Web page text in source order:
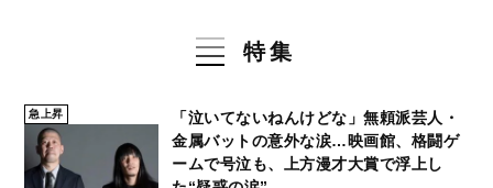
特集
急上昇
「泣いてないねんけどな」無頼派芸人・
金属バットの意外な涙…映画館、格闘ゲ
ームで号泣も、上方漫才大賞で浮上し